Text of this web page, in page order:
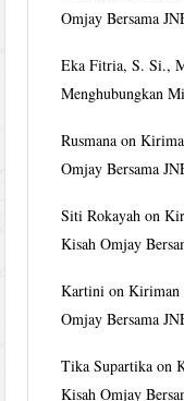
Omjay Bersama
Eka Fitria, S. Si.,
Menghubungkan
Rusmana on
Omjay Bersama
Siti Rokayah on
Kisah Omjay
Kartini onKiriman
Omjay Bersama
Tika Supartika on
Kisah Omjay